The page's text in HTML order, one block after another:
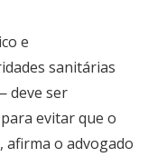
e
sanitárias
deve ser
evitar que o
afirma o advogado